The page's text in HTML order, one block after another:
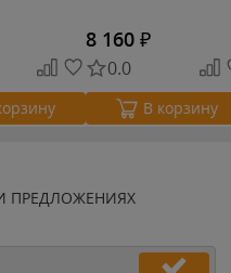
8 160 ₽
0.0
В корзину
ПРЕДЛОЖЕНИЯХ